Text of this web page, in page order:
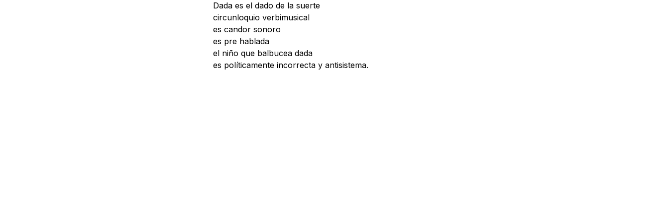
Dada es el dado de la suerte
circunloquio verbimusical
es candor sonoro
es pre hablada
el niño que balbucea dada
es políticamente incorrecta y antisistema.